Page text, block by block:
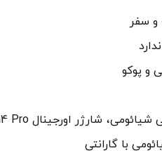
و سفر
و پوکو
با گارانتی